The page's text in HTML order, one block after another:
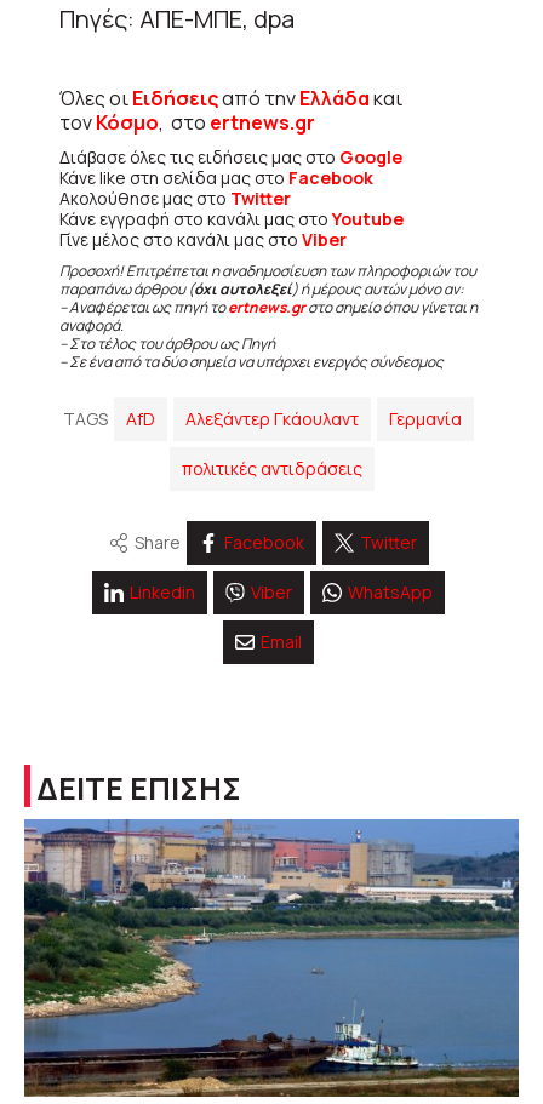
Πηγές: ΑΠΕ-ΜΠΕ, dpa
Όλες οιΕιδήσειςαπό τηνΕλλάδακαι
τονΚόσμο, στο ertnews.gr
Διάβασε όλες τις ειδήσεις μας στο Google
Κάνε like στη σελίδα μας στο Facebook
Ακολούθησε μας στο Twitter
Κάνε εγγραφή στο κανάλι μας στοYoutube
Γίνε μέλος στο κανάλι μας στο Viber
Προσοχή! Επιτρέπεται η αναδημοσίευση των πληροφοριών του
παραπάνω άρθρου (όχι αυτολεξεί) ή μέρους αυτών μόνο αν:
– Αναφέρεται ως πηγή τοertnews.grστο σημείο όπου γίνεται η
αναφορά.
– Στο τέλος του άρθρου ως Πηγή
– Σε ένα από τα δύο σημεία να υπάρχει ενεργός σύνδεσμος
TAGS AfD Αλεξάντερ Γκάουλαντ Γερμανία
πολιτικές αντιδράσεις
Share Facebook Twitter
Linkedin Viber WhatsApp
Email
ΔΕΙΤΕ ΕΠΙΣΗΣ